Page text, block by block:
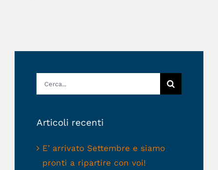
Cerca
per:
Articoli recenti
E’ arrivato Settembre e siamo
pronti a ripartire con voi!